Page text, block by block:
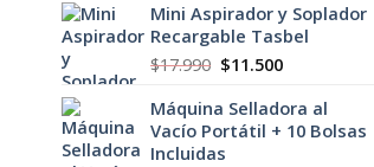
original
era:
$8.500.
actual
es:
$5.500.
Mini Aspirador y Soplador
Recargable Tasbel
$17.990 El
original
era:
$17.990.
$11.500El
actual
es:
Máquina Selladora al
Vacío Portátil + 10 Bolsas
Incluidas